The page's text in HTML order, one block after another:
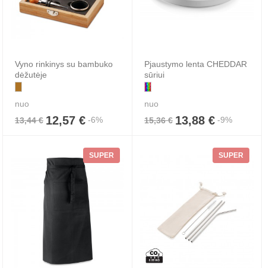
Vyno rinkinys su bambuko
dėžutėje
nuo
13,44 € 12,57 € -6%
Pjaustymo lenta CHEDDAR
sūriui
nuo
15,36 € 13,88 € -9%
SUPER SUPER